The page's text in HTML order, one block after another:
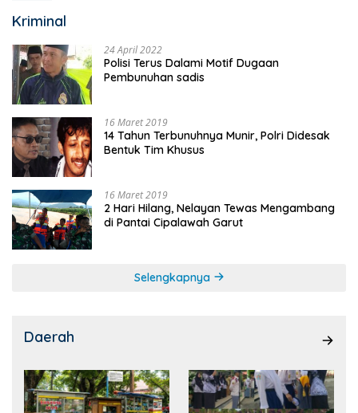
Kriminal
24 April 2022
Polisi Terus Dalami Motif Dugaan
Pembunuhan sadis
16 Maret 2019
14 Tahun Terbunuhnya Munir, Polri Didesak
Bentuk Tim Khusus
16 Maret 2019
2 Hari Hilang, Nelayan Tewas Mengambang
di Pantai Cipalawah Garut
Selengkapnya
Daerah